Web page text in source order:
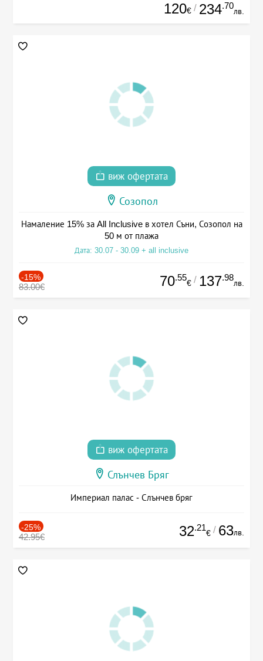
120€ / 234.70
лв.
виж офертата
Созопол
Намаление 15% за All Inclusive в хотел Съни, Созопол на
50 м от плажа
Дата: 30.07 - 30.09 + all inclusive
-15%
83.00€ 70.55
€ / 137.98
лв.
виж офертата
Слънчев Бряг
Империал палас - Слънчев бряг
-25%
42.95€ 32.21
€ / 63лв.